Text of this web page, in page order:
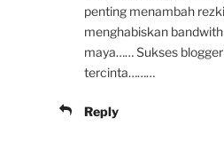
penting menambah
menghabiskan
maya…… Sukses
tercinta………
Reply